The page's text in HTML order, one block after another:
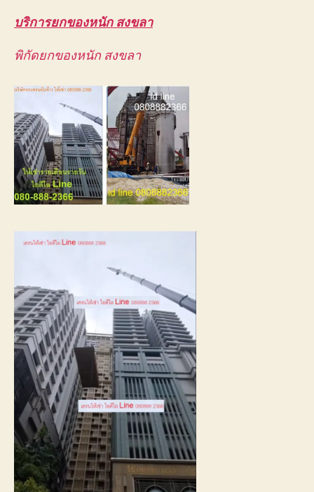
บริการยกของหนัก สงขลา
พิกัดยกของหนัก สงขลา